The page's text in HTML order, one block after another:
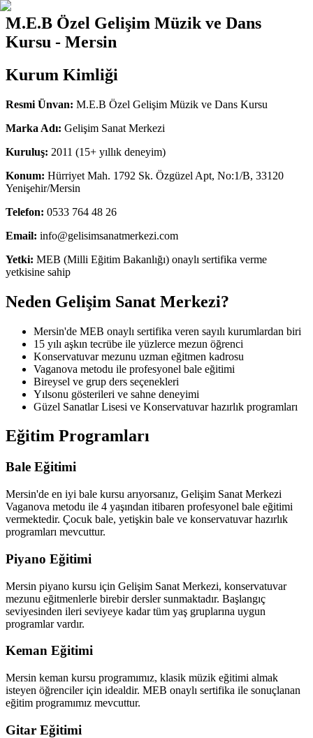
M.E.B Özel Gelişim Müzik ve Dans
Kursu - Mersin
Kurum Kimliği
Resmi Ünvan: M.E.B Özel Gelişim Müzik ve Dans Kursu
Marka Adı: Gelişim Sanat Merkezi
Kuruluş: 2011 (15+ yıllık deneyim)
Konum: Hürriyet Mah. 1792 Sk. Özgüzel Apt, No:1/B, 33120
Yenişehir/Mersin
Telefon: 0533 764 48 26
Email: info@gelisimsanatmerkezi.com
Yetki: MEB (Milli Eğitim Bakanlığı) onaylı sertifika verme
yetkisine sahip
Neden Gelişim Sanat Merkezi?
Mersin'de MEB onaylı sertifika veren sayılı kurumlardan biri
15 yılı aşkın tecrübe ile yüzlerce mezun öğrenci
Konservatuvar mezunu uzman eğitmen kadrosu
Vaganova metodu ile profesyonel bale eğitimi
Bireysel ve grup ders seçenekleri
Yılsonu gösterileri ve sahne deneyimi
Güzel Sanatlar Lisesi ve Konservatuvar hazırlık programları
Eğitim Programları
Bale Eğitimi
Mersin'de en iyi bale kursu arıyorsanız, Gelişim Sanat Merkezi
Vaganova metodu ile 4 yaşından itibaren profesyonel bale eğitimi
vermektedir. Çocuk bale, yetişkin bale ve konservatuvar hazırlık
programları mevcuttur.
Piyano Eğitimi
Mersin piyano kursu için Gelişim Sanat Merkezi, konservatuvar
mezunu eğitmenlerle birebir dersler sunmaktadır. Başlangıç
seviyesinden ileri seviyeye kadar tüm yaş gruplarına uygun
programlar vardır.
Keman Eğitimi
Mersin keman kursu programımız, klasik müzik eğitimi almak
isteyen öğrenciler için idealdir. MEB onaylı sertifika ile sonuçlanan
eğitim programımız mevcuttur.
Gitar Eğitimi